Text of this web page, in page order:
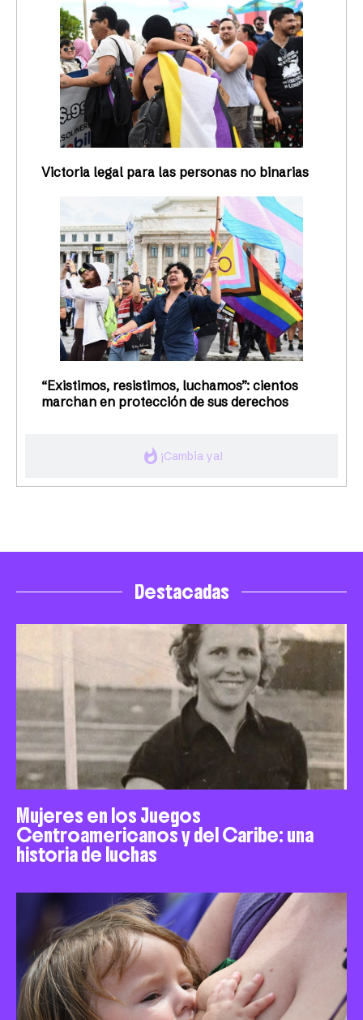
whatshot ¡Cambia ya!
Victoria legal para las personas no binarias
“Existimos, resistimos, luchamos”: cientos
marchan en protección de sus derechos
Destacadas
Mujeres en los Juegos
Centroamericanos y del Caribe: una
historia de luchas